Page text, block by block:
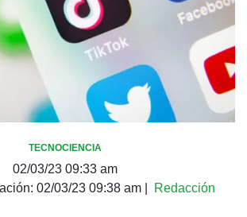
TECNOCIENCIA
02/03/23 09:33 am
02/03/23 09:38 am| Redacción